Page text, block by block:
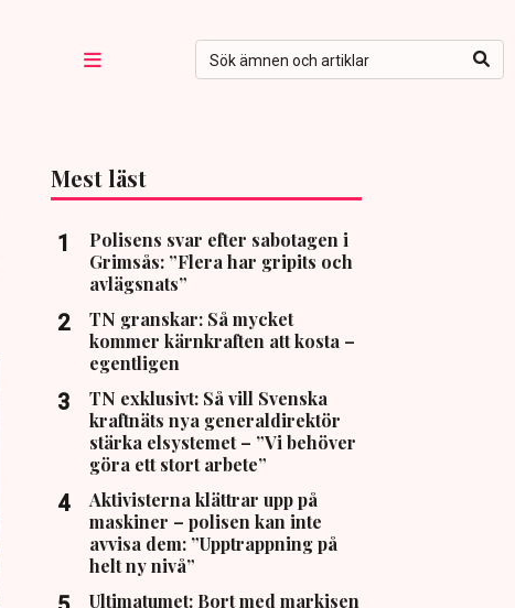
Mest läst
Polisens svar efter sabotagen i
Grimsås: ”Flera har gripits och
avlägsnats”
TN granskar: Så mycket
kommer kärnkraften att kosta –
egentligen
TN exklusivt: Så vill Svenska
kraftnäts nya generaldirektör
stärka elsystemet – ”Vi behöver
göra ett stort arbete”
Aktivisterna klättrar upp på
maskiner – polisen kan inte
avvisa dem: ”Upptrappning på
helt ny nivå”
Ultimatumet: Bort med markisen